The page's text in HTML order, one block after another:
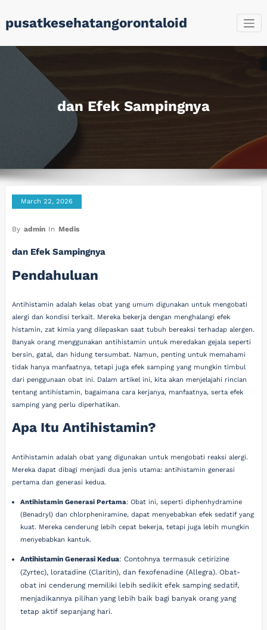
to
content
pusatkesehatangorontaloid
dan Efek Sampingnya
March 22, 2026
By admin In Medis
dan Efek Sampingnya
Pendahuluan
Antihistamin adalah kelas obat yang umum digunakan untuk mengobati
alergi dan kondisi terkait. Mereka bekerja dengan menghalangi efek
histamin, zat kimia yang dilepaskan saat tubuh bereaksi terhadap alergen.
Banyak orang menggunakan antihistamin untuk meredakan gejala seperti
bersin, gatal, dan hidung tersumbat. Namun, penting untuk memahami
tidak hanya manfaatnya, tetapi juga efek samping yang mungkin timbul
dari penggunaan obat ini. Dalam artikel ini, kita akan menjelajahi rincian
tentang antihistamin, bagaimana cara kerjanya, manfaatnya, serta efek
samping yang perlu diperhatikan.
Apa Itu Antihistamin?
Antihistamin adalah obat yang digunakan untuk mengobati reaksi alergi.
Mereka dapat dibagi menjadi dua jenis utama: antihistamin generasi
pertama dan generasi kedua.
Antihistamin Generasi Pertama: Obat ini, seperti diphenhydramine
(Benadryl) dan chlorpheniramine, dapat menyebabkan efek sedatif yang
kuat. Mereka cenderung lebih cepat bekerja, tetapi juga lebih mungkin
menyebabkan kantuk.
Antihistamin Generasi Kedua: Contohnya termasuk cetirizine
(Zyrtec), loratadine (Claritin), dan fexofenadine (Allegra). Obat-
obat ini cenderung memiliki lebih sedikit efek samping sedatif,
menjadikannya pilihan yang lebih baik bagi banyak orang yang
tetap aktif sepanjang hari.